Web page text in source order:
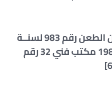
[النقض المدني – الفقرة رقم 1 من الطعن رقم 983 لسنــة
47 ق – تاريخ الجلسة 25 / 02 / 1981 مكتب فني 32 رقم